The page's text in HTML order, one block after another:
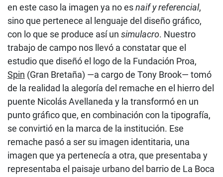
en este caso la imagen ya no esnaif y referencial,
sino que pertenece al lenguaje del diseño gráfico,
con lo que se produce así un simulacro. Nuestro
trabajo de campo nos llevó a constatar que el
estudio que diseñó el logo de la Fundación Proa,
Spin (Gran Bretaña) —a cargo de Tony Brook— tomó
de la realidad la alegoría del remache en el hierro del
puente Nicolás Avellaneda y la transformó en un
punto gráfico que, en combinación con la tipografía,
se convirtió en la marca de la institución. Ese
remache pasó a ser su imagen identitaria, una
imagen que ya pertenecía a otra, que presentaba y
representaba el paisaje urbano del barrio de La Boca